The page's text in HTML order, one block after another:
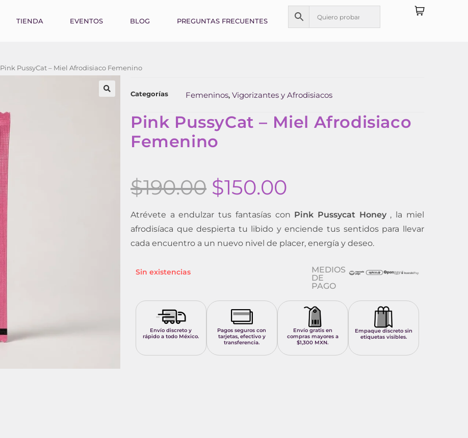
TIENDA EVENTOS BLOG PREGUNTAS FRECUENTES
Pink PussyCat – Miel Afrodisiaco Femenino
Categorías Femeninos, Vigorizantes y Afrodisiacos
Pink PussyCat – Miel Afrodisiaco
Femenino
$190.00 $150.00
Atrévete a endulzar tus fantasías con Pink Pussycat Honey, la miel
afrodisíaca que despierta tu libido y enciende tus sentidos para llevar
cada encuentro a un nuevo nivel de placer, energía y deseo.
Sin existencias
MEDIOS
DE
PAGO
Envío discreto y
rápido a todo México.
Pagos seguros con
tarjetas, efectivo y
transferencia.
Envío gratis en
compras mayores a
$1,300 MXN.
Empaque discreto sin
etiquetas visibles.